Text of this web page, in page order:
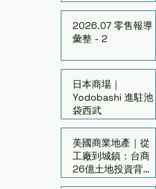
2026.07 零售報導
彙整 - 2
日本商場｜
Yodobashi 進駐池
袋西武
美國商業地產｜從
工廠到城鎮：台商
26億土地投資背後
的亞利桑那新商機